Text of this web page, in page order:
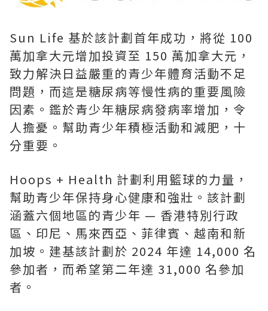
Sun Life 基於該計劃首年成功，將從 100
萬加拿大元增加投資至 150 萬加拿大元，
致力解決日益嚴重的青少年體育活動不足
問題，而這是糖尿病等慢性病的重要風險
因素。鑑於青少年糖尿病發病率增加，令
人擔憂。幫助青少年積極活動和減肥，十
分重要。
Hoops + Health 計劃利用籃球的力量，
幫助青少年保持身心健康和強壯。該計劃
涵蓋六個地區的青少年 — 香港特別行政
區、印尼、馬來西亞、菲律賓、越南和新
加坡。建基該計劃於 2024 年達 14,000 名
參加者，而希望第二年達 31,000 名參加
者。